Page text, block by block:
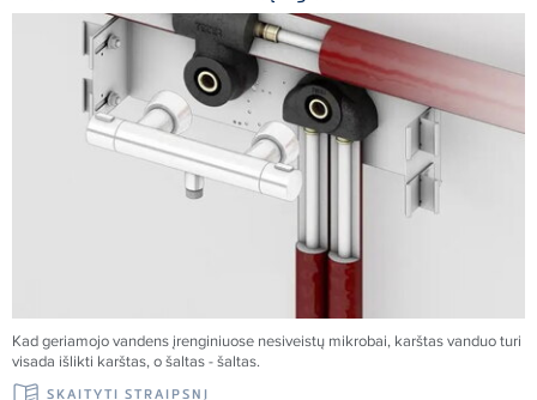
Kad geriamojo vandens įrenginiuose nesiveistų mikrobai, karštas vanduo turi
visada išlikti karštas, o šaltas - šaltas.
SKAITYTI STRAIPSNĮ